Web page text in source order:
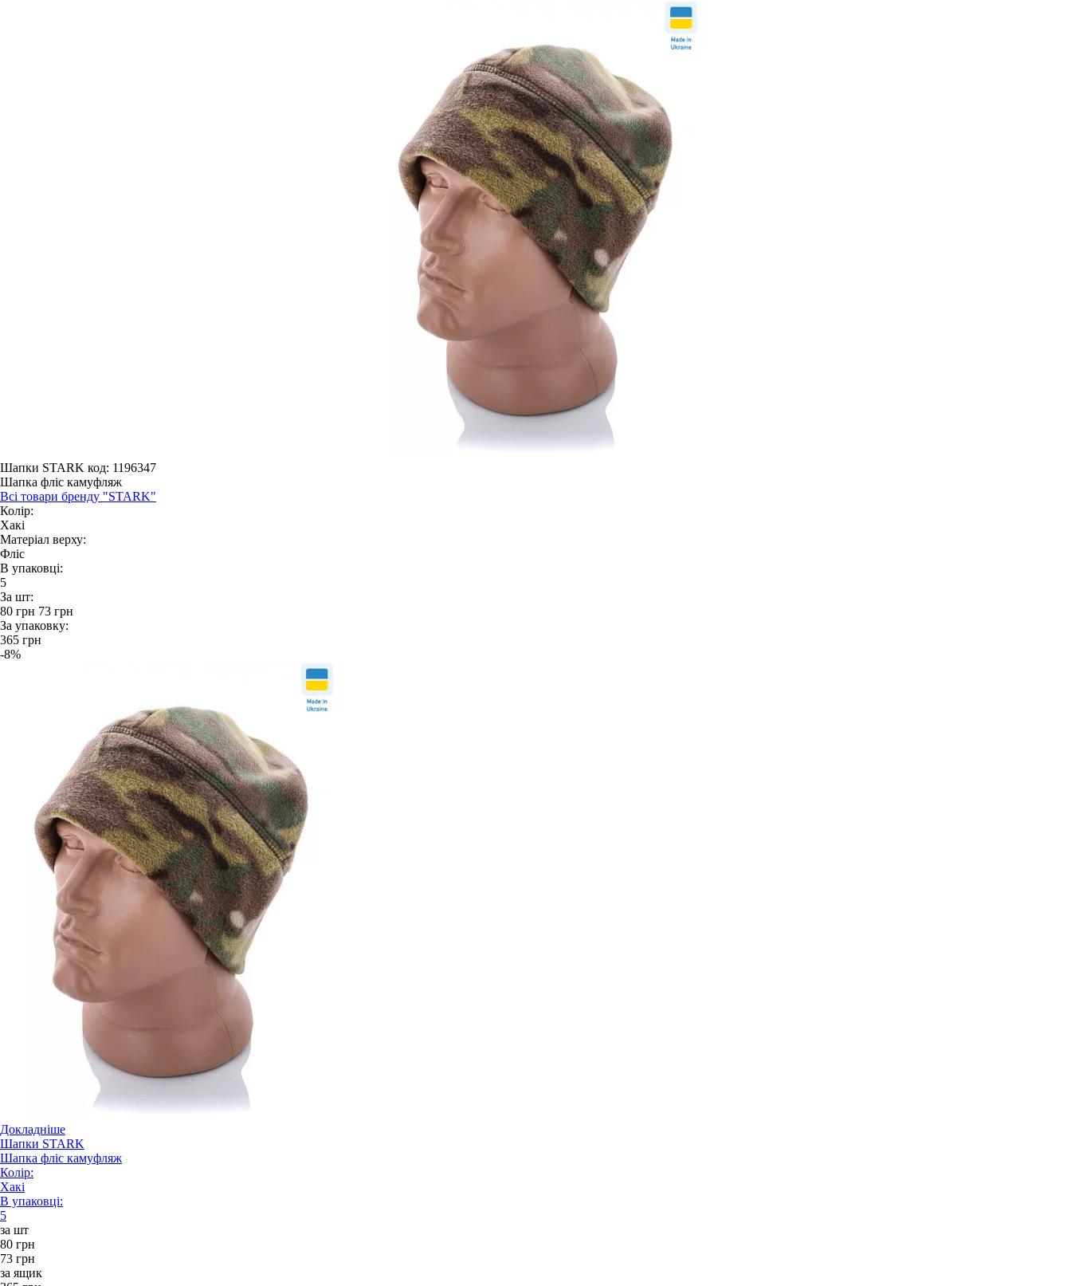
Шапки STARK код: 1196347
Шапка фліс камуфляж
Всі товари бренду "STARK"
Колір:
Хакі
Матеріал верху:
Фліс
В упаковці:
5
За шт:
80 грн 73 грн
За упаковку:
365 грн
-8%
Докладніше
Шапки STARK
Шапка фліс камуфляж
Колір:
Хакі
В упаковці:
5
за шт
80 грн
73 грн
за ящик